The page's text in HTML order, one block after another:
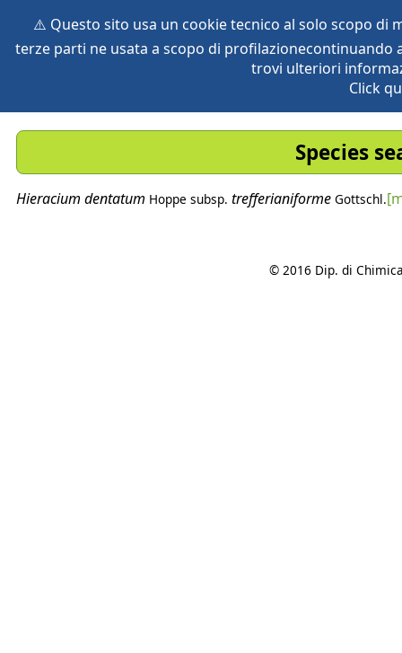
⚠️ Questo sito usa un cookie tecnico al solo scopo di
terze parti ne usata a scopo di
trovi ulteriori
Click
vegetation global db
Species
Hieracium dentatum Hoppe subsp. trefferianiforme Gottschl.
© 2016 Dip. di